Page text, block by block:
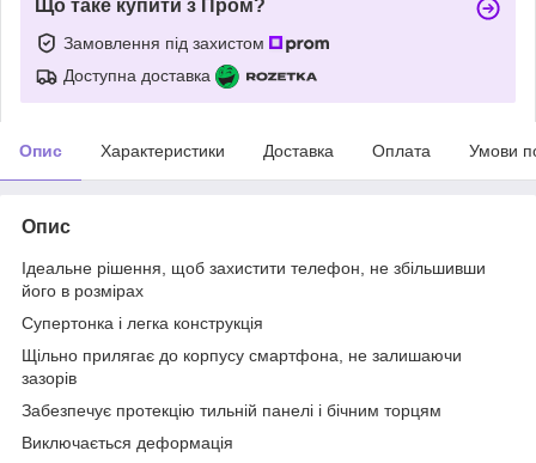
Що таке купити з Пром?
Замовлення під захистом
Доступна доставка
Опис Характеристики Доставка Оплата Умови
Опис
Ідеальне рішення, щоб захистити телефон, не збільшивши
його в розмірах
Супертонка і легка конструкція
Щільно прилягає до корпусу смартфона, не залишаючи
зазорів
Забезпечує протекцію тильній панелі і бічним торцям
Виключається деформація